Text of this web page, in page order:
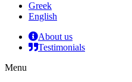
Greek
English
About us
Testimonials
Menu